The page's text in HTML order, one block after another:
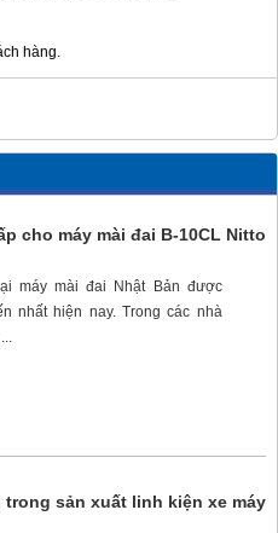
hàng.
cho máy mài đai B-10CL Nitto
máy mài đai Nhật Bản được
nhất hiện nay. Trong các nhà
sản xuất linh kiện xe máy